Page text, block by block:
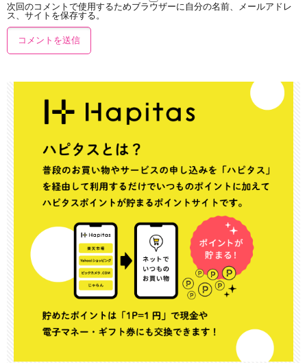
次回のコメントで使用するためブラウザーに自分の名前、メールアドレ
ス、サイトを保存する。